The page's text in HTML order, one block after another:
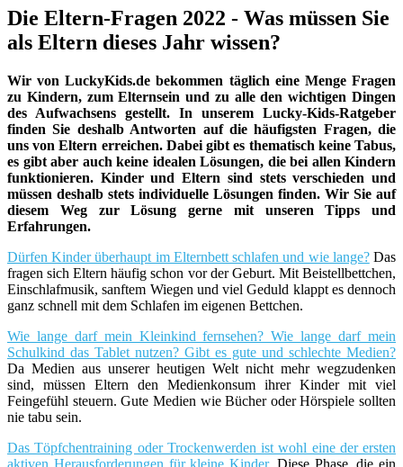
Die Eltern-Fragen 2022 - Was müssen Sie
als Eltern dieses Jahr wissen?
Wir von LuckyKids.de bekommen täglich eine Menge Fragen
zu Kindern, zum Elternsein und zu alle den wichtigen Dingen
des Aufwachsens gestellt. In unserem Lucky-Kids-Ratgeber
finden Sie deshalb Antworten auf die häufigsten Fragen, die
uns von Eltern erreichen. Dabei gibt es thematisch keine Tabus,
es gibt aber auch keine idealen Lösungen, die bei allen Kindern
funktionieren. Kinder und Eltern sind stets verschieden und
müssen deshalb stets individuelle Lösungen finden. Wir Sie auf
diesem Weg zur Lösung gerne mit unseren Tipps und
Erfahrungen.
Dürfen Kinder überhaupt im Elternbett schlafen und wie lange?Das
fragen sich Eltern häufig schon vor der Geburt. Mit Beistellbettchen,
Einschlafmusik, sanftem Wiegen und viel Geduld klappt es dennoch
ganz schnell mit dem Schlafen im eigenen Bettchen.
Wie lange darf mein Kleinkind fernsehen? Wie lange darf mein
Schulkind das Tablet nutzen? Gibt es gute und schlechte Medien?
Da Medien aus unserer heutigen Welt nicht mehr wegzudenken
sind, müssen Eltern den Medienkonsum ihrer Kinder mit viel
Feingefühl steuern. Gute Medien wie Bücher oder Hörspiele sollten
nie tabu sein.
Das Töpfchentraining oder Trockenwerden ist wohl eine der ersten